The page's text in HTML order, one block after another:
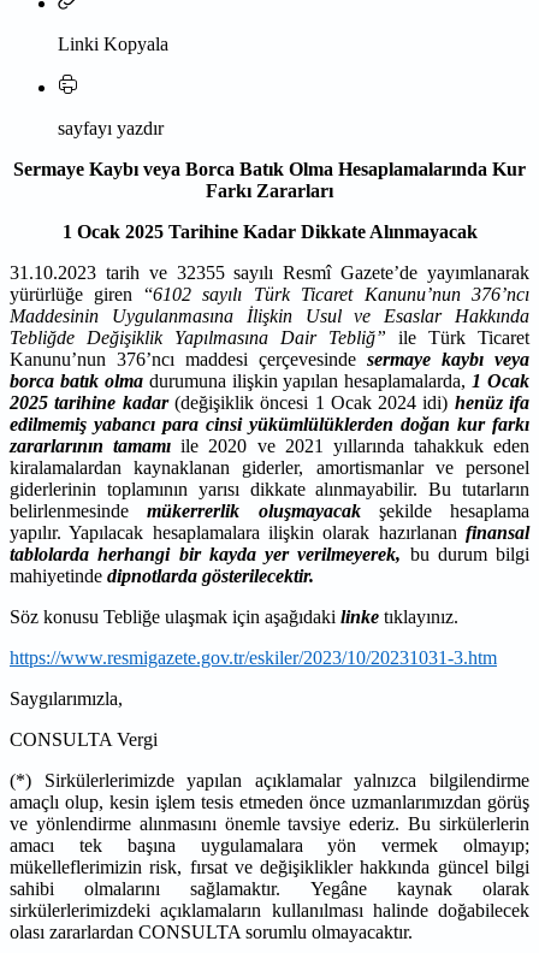
Linki Kopyala
sayfayı yazdır
Sermaye Kaybı veya Borca Batık Olma Hesaplamalarında Kur
Farkı Zararları
1 Ocak 2025 Tarihine Kadar Dikkate Alınmayacak
31.10.2023 tarih ve 32355 sayılı Resmî Gazete’de yayımlanarak
yürürlüğe giren “6102 sayılı Türk Ticaret Kanunu’nun 376’ncı
Maddesinin Uygulanmasına İlişkin Usul ve Esaslar Hakkında
Tebliğde Değişiklik Yapılmasına Dair Tebliğ” ile Türk Ticaret
Kanunu’nun 376’ncı maddesi çerçevesinde sermaye kaybı veya
borca batık olmadurumuna ilişkin yapılan hesaplamalarda, 1 Ocak
2025 tarihine kadar(değişiklik öncesi 1 Ocak 2024 idi) henüz ifa
edilmemiş yabancı para cinsi yükümlülüklerden doğan kur farkı
zararlarının tamamı ile 2020 ve 2021 yıllarında tahakkuk eden
kiralamalardan kaynaklanan giderler, amortismanlar ve personel
giderlerinin toplamının yarısı dikkate alınmayabilir. Bu tutarların
belirlenmesindemükerrerlik oluşmayacakşekilde hesaplama
yapılır. Yapılacak hesaplamalara ilişkin olarak hazırlanan finansal
tablolarda herhangi bir kayda yer verilmeyerek, bu durum bilgi
mahiyetinde dipnotlarda gösterilecektir.
Söz konusu Tebliğe ulaşmak için aşağıdaki linke tıklayınız.
https://www.resmigazete.gov.tr/eskiler/2023/10/20231031-3.htm
Saygılarımızla,
CONSULTA Vergi
(*) Sirkülerlerimizde yapılan açıklamalar yalnızca bilgilendirme
amaçlı olup, kesin işlem tesis etmeden önce uzmanlarımızdan görüş
ve yönlendirme alınmasını önemle tavsiye ederiz. Bu sirkülerlerin
amacı tek başına uygulamalara yön vermek olmayıp;
mükelleflerimizin risk, fırsat ve değişiklikler hakkında güncel bilgi
sahibi olmalarını sağlamaktır. Yegâne kaynak olarak
sirkülerlerimizdeki açıklamaların kullanılması halinde doğabilecek
olası zararlardan CONSULTA sorumlu olmayacaktır.